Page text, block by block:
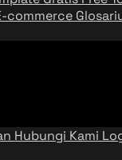
commerce
Hubungi Kami